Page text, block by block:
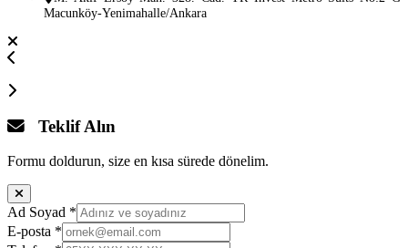
Macunköy-Yenimahalle/Ankara
Teklif Alın
Formu doldurun, size en kısa sürede dönelim.
Ad Soyad *
E-posta *